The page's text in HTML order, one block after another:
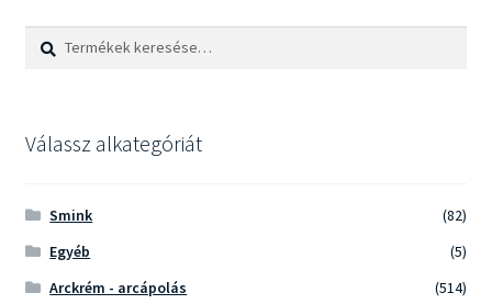
Keresés
Keresés
Válassz alkategóriát
Smink
(82)
Egyéb
(5)
Arckrém - arcápolás
(514)